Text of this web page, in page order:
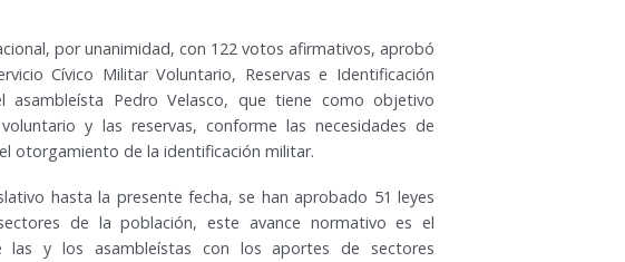
por unanimidad, con 122 votos afirmativos, aprobó
Cívico Militar Voluntario, Reservas e Identificación
asambleísta Pedro Velasco, que tiene como objetivo
y las reservas, conforme las necesidades de
otorgamiento de la identificación militar.
hasta la presente fecha, se han aprobado 51 leyes
de la población, este avance normativo es el
y los asambleístas con los aportes de sectores